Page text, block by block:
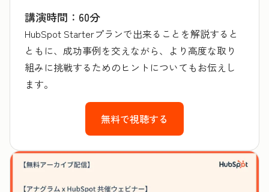
講演時間：60分
HubSpot Starterプランで出来ることを解説すると
ともに、成功事例を交えながら、より高度な取り
組みに挑戦するためのヒントについてもお伝えし
ます。
無料で視聴する